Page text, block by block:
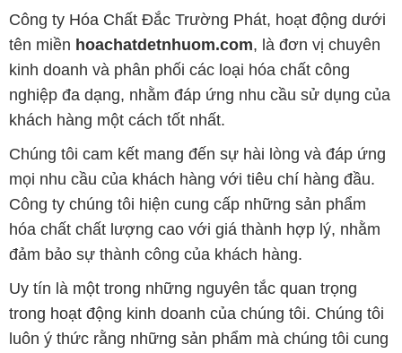
Công ty Hóa Chất Đắc Trường Phát, hoạt động dưới
tên miền hoachatdetnhuom.com, là đơn vị chuyên
kinh doanh và phân phối các loại hóa chất công
nghiệp đa dạng, nhằm đáp ứng nhu cầu sử dụng của
khách hàng một cách tốt nhất.
Chúng tôi cam kết mang đến sự hài lòng và đáp ứng
mọi nhu cầu của khách hàng với tiêu chí hàng đầu.
Công ty chúng tôi hiện cung cấp những sản phẩm
hóa chất chất lượng cao với giá thành hợp lý, nhằm
đảm bảo sự thành công của khách hàng.
Uy tín là một trong những nguyên tắc quan trọng
trong hoạt động kinh doanh của chúng tôi. Chúng tôi
luôn ý thức rằng những sản phẩm mà chúng tôi cung